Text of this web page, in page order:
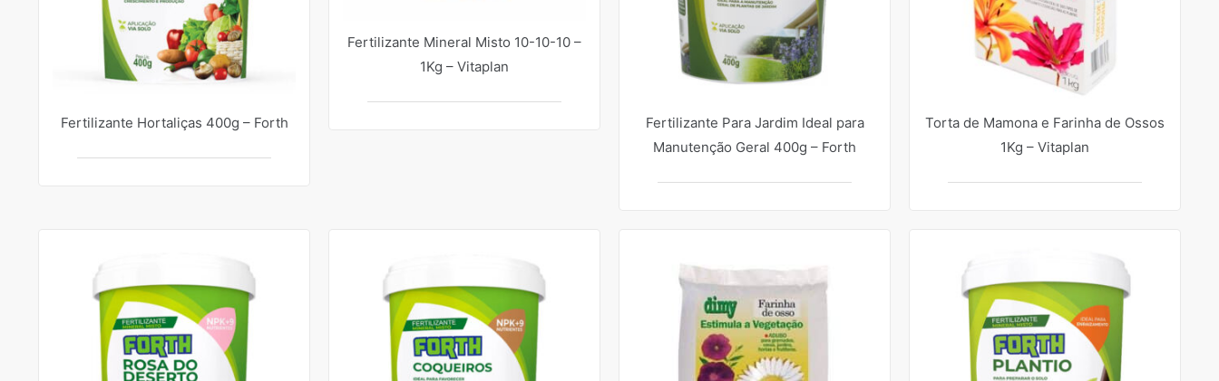
Fertilizante Hortaliças 400g – Forth
Fertilizante Mineral Misto 10-10-10 –
1Kg – Vitaplan
Fertilizante Para Jardim Ideal para
Manutenção Geral 400g – Forth
Torta de Mamona e Farinha de Ossos
1Kg – Vitaplan